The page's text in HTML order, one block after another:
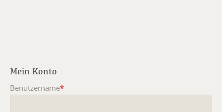
Mein Konto
Benutzername*